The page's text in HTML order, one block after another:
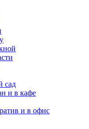
сад
и в кафе
и в офис